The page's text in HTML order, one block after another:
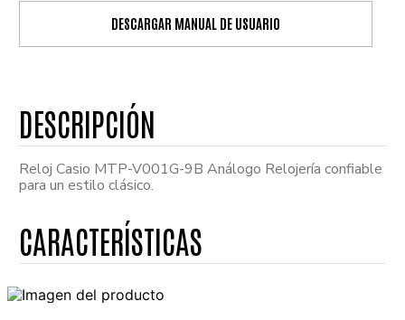
DESCARGAR MANUAL DE USUARIO
Reloj Casio MTP-V001G-9B Análogo Relojería confiable
para un estilo clásico.